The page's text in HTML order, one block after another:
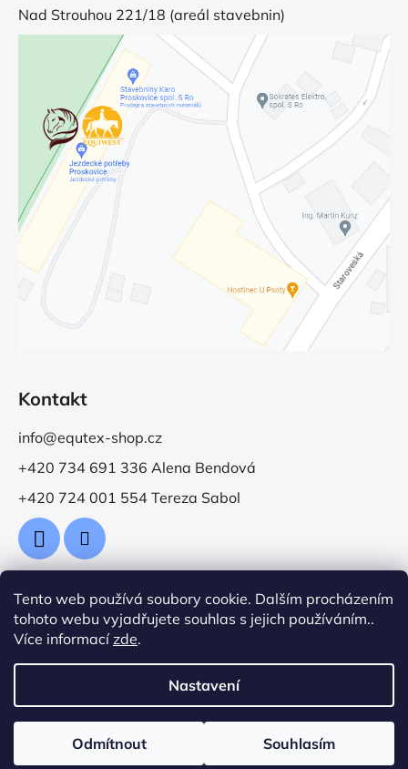
Tento web používá soubory cookie. Dalším procházením
tohoto webu vyjadřujete souhlas s jejich používáním..
Více informacízde.
Nastavení
Odmítnout Souhlasím
Nad Strouhou 221/18 (areál stavebnin)
Kontakt
info@equtex-shop.cz
+420 734 691 336 Alena Bendová
+420 724 001 554 Tereza Sabol
Přijímáme online platby
Vytvořil Shoptet
Copyright 2026Jezdecké potřeby EquTex. Všechna